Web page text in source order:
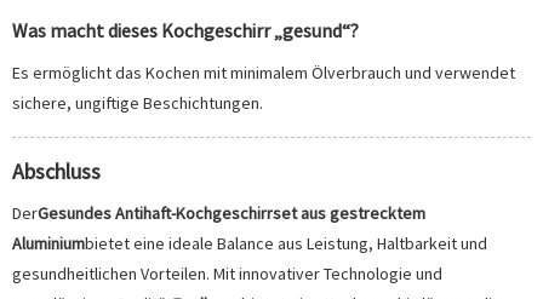
Was macht dieses Kochgeschirr „gesund“?
Es ermöglicht das Kochen mit minimalem Ölverbrauch und verwendet
sichere, ungiftige Beschichtungen.
Abschluss
DerGesundes Antihaft-Kochgeschirrset aus gestrecktem
Aluminiumbietet eine ideale Balance aus Leistung, Haltbarkeit und
gesundheitlichen Vorteilen. Mit innovativer Technologie und